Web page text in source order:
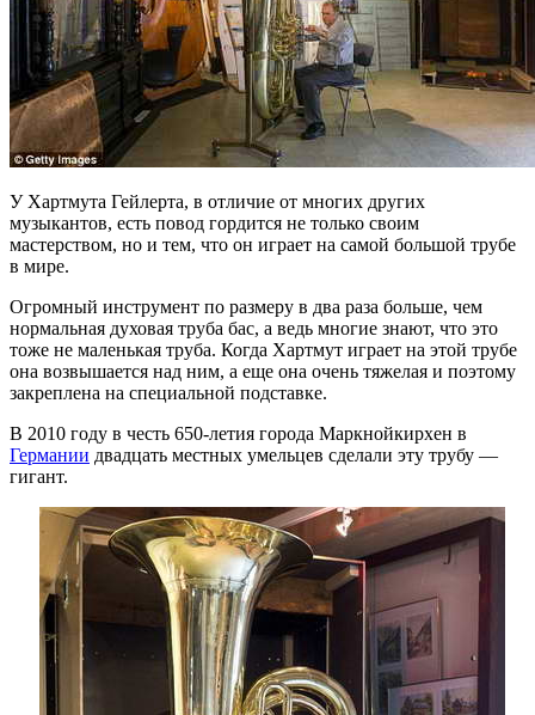
У Хартмута Гейлерта, в отличие от многих других
музыкантов, есть повод гордится не только своим
мастерством, но и тем, что он играет на самой большой трубе
в мире.
Огромный инструмент по размеру в два раза больше, чем
нормальная духовая труба бас, а ведь многие знают, что это
тоже не маленькая труба. Когда Хартмут играет на этой трубе
она возвышается над ним, а еще она очень тяжелая и поэтому
закреплена на специальной подставке.
В 2010 году в честь 650-летия города Маркнойкирхен в
Германии двадцать местных умельцев сделали эту трубу —
гигант.